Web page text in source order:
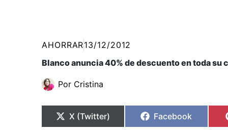
AHORRAR13/12/2012
Blanco anuncia 40% de descuento en toda su
Por Cristina
en
X (Twitter)
en
Facebook
en
en